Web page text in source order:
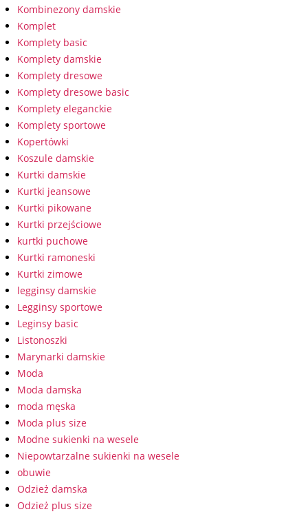
Kombinezony damskie
Komplet
Komplety basic
Komplety damskie
Komplety dresowe
Komplety dresowe basic
Komplety eleganckie
Komplety sportowe
Kopertówki
Koszule damskie
Kurtki damskie
Kurtki jeansowe
Kurtki pikowane
Kurtki przejściowe
kurtki puchowe
Kurtki ramoneski
Kurtki zimowe
legginsy damskie
Legginsy sportowe
Leginsy basic
Listonoszki
Marynarki damskie
Moda
Moda damska
moda męska
Moda plus size
Modne sukienki na wesele
Niepowtarzalne sukienki na wesele
obuwie
Odzież damska
Odzież plus size